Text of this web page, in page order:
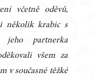
včetně oděvů,
několik krabic s
jeho partnerka
všem za
v současné těžké